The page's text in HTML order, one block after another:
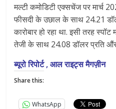
मल्टी कमोडिटी एक्सचेंज पर मार्च
फीसदी के उछाल के साथ 24.21
कारोबार हो रहा था. इसी तरह
तेजी के साथ 24.08 डॉलर प्रति
ब्यूरो रिपोर्ट , आल राइट्स मैगज़ीन
Share this:
WhatsApp